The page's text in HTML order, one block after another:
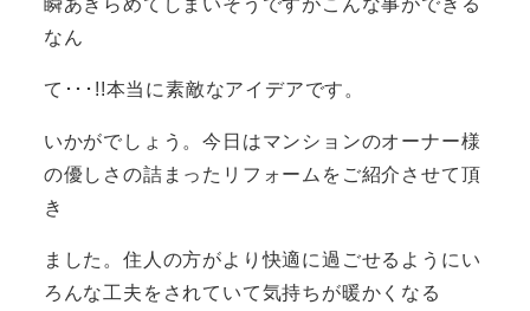
瞬あきらめてしまいそうですがこんな事ができる
なん
て･･･!!本当に素敵なアイデアです。
いかがでしょう。今日はマンションのオーナー様
の優しさの詰まったリフォームをご紹介させて頂
き
ました。住人の方がより快適に過ごせるようにい
ろんな工夫をされていて気持ちが暖かくなる